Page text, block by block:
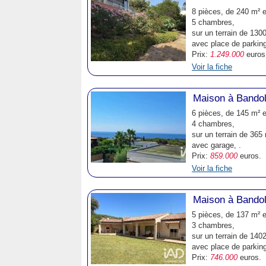
8 pièces, de 240 m²
5 chambres,
sur un terrain de
avec place de
Prix: 1.249.000
Voir la fiche
Maison à Bandol
6 pièces, de 145 m²
4 chambres,
sur un terrain de 365
avec garage, .
Prix: 859.000 euros.
Voir la fiche
Maison à Bandol
5 pièces, de 137 m²
3 chambres,
sur un terrain de
avec place de
Prix: 746.000 euros.